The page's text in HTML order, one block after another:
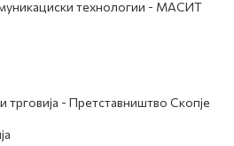
технологии - МАСИТ
трговија - Претставништво Скопје